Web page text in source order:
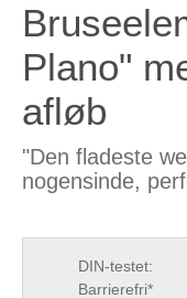
Plano"
afløb
"Den fladeste
nogensinde,
DIN-testet:
Barrierefri*